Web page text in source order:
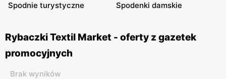
Spodnie turystyczne
Spodenki damskie
Rybaczki Textil Market - oferty z gazetek
promocyjnych
Brak wyników